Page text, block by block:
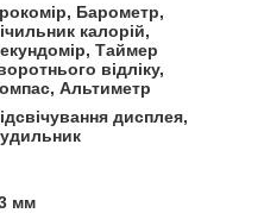
Барометр,
калорій,
Таймер
відліку,
Альтиметр
дисплея,
мм